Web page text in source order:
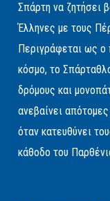
Σπάρτη να ζητήσει
Έλληνες με τους
Περιγράφεται ως
κόσμο, το
δρόμους και
ανεβαίνει
όταν κατευθύνει
κάθοδο του